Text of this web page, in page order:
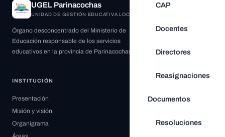
CAP
Docentes
Directores
Reasignaciones
Documentos
Resoluciones
UGEL Parinacochas
UNIDAD DE GESTIÓN EDUCATIVA LOCAL
Órgano desconcentrado del Ministerio de
Educación responsable de los servicios
educativos en la provincia de Parinacochas.
INSTITUCIÓN
Presentación
Misión y visión
Organigrama